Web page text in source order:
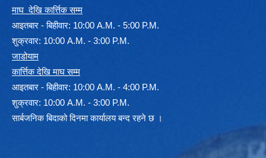
माघ देखि कार्त्तिक सम्म
आइतबार - बिहीवार: 10:00 A.M. - 5:00 P.M.
शुक्रवार: 10:00 A.M. - 3:00 P.M.
जाडोयाम
कार्त्तिक देखि माघ सम्म
आइतबार - बिहीवार: 10:00 A.M. - 4:00 P.M.
शुक्रवार: 10:00 A.M. - 3:00 P.M.
सार्बजनिक बिदाको दिनमा कार्यालय बन्द रहने छ ।